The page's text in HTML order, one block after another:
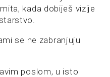
kada dobiješ vizije
se ne zabranjuju
poslom, u isto